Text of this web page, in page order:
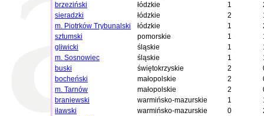
brzeziński
łódzkie 1
sieradzki
łódzkie 2
m. Piotrków Trybunalski
łódzkie 1
sztumski
pomorskie 1
gliwicki
śląskie 1
m. Sosnowiec
śląskie 1
buski
świętokrzyskie 2
bocheński
małopolskie 2
m. Tarnów
małopolskie 2
braniewski
warmińsko-mazurskie 1
iławski
warmińsko-mazurskie 0